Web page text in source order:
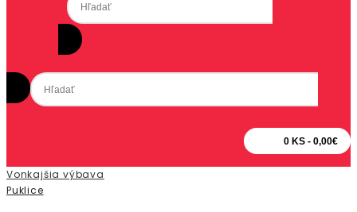
0 KS - 0,00€
Vonkajšia výbava
Puklice